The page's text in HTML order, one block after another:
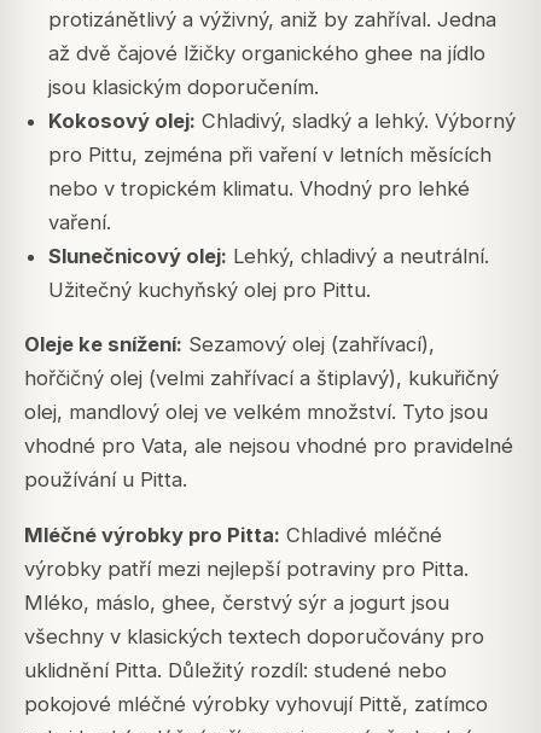
protizánětlivý a výživný, aniž by zahříval. Jedna
až dvě čajové lžičky organického ghee na jídlo
jsou klasickým doporučením.
Kokosový olej: Chladivý, sladký a lehký. Výborný
pro Pittu, zejména při vaření v letních měsících
nebo v tropickém klimatu. Vhodný pro lehké
vaření.
Slunečnicový olej: Lehký, chladivý a neutrální.
Užitečný kuchyňský olej pro Pittu.
Oleje ke snížení: Sezamový olej (zahřívací),
hořčičný olej (velmi zahřívací a štiplavý), kukuřičný
olej, mandlový olej ve velkém množství. Tyto jsou
vhodné pro Vata, ale nejsou vhodné pro pravidelné
používání u Pitta.
Mléčné výrobky pro Pitta: Chladivé mléčné
výrobky patří mezi nejlepší potraviny pro Pitta.
Mléko, máslo, ghee, čerstvý sýr a jogurt jsou
všechny v klasických textech doporučovány pro
uklidnění Pitta. Důležitý rozdíl: studené nebo
pokojové mléčné výrobky vyhovují Pittě, zatímco